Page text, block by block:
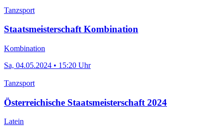
Tanzsport
Staatsmeisterschaft Kombination
Kombination
Sa, 04.05.2024 • 15:20 Uhr
Tanzsport
Österreichische Staatsmeisterschaft 2024
Latein